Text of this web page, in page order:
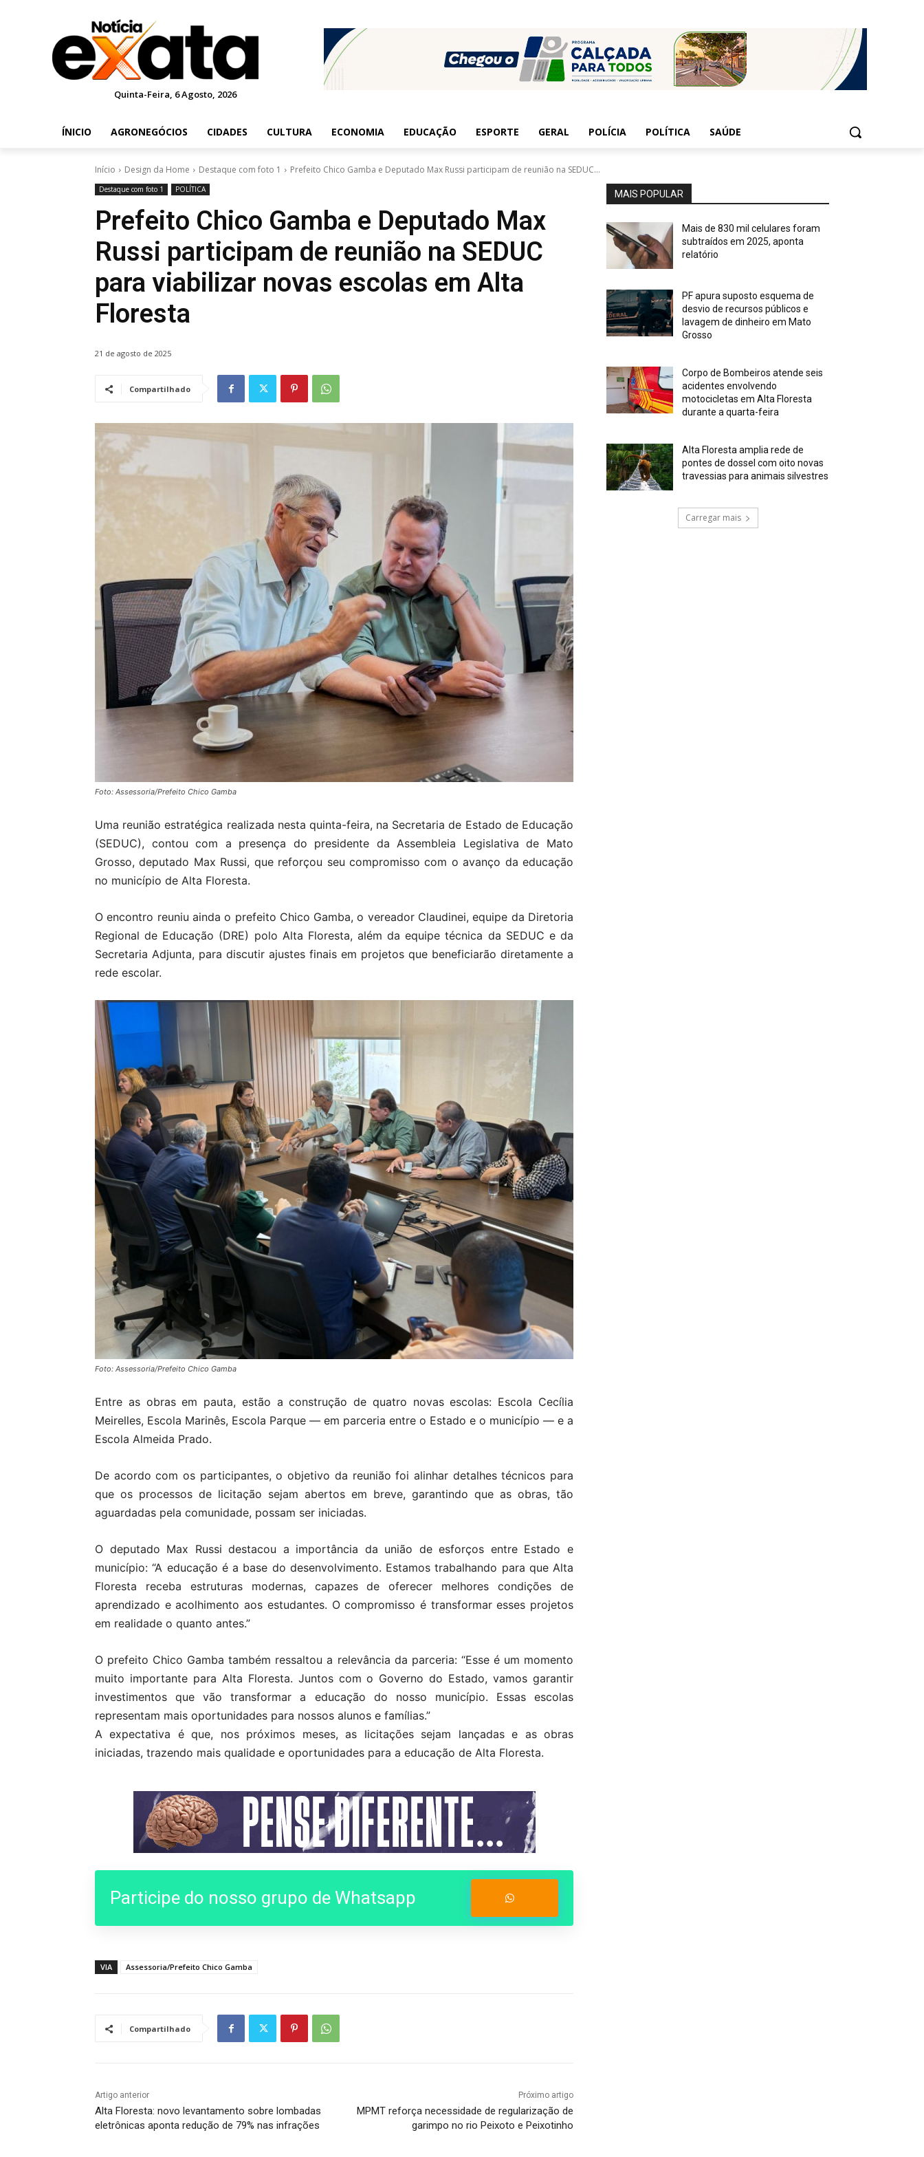
Quinta-Feira, 6 Agosto, 2026
ÍNICIO AGRONEGÓCIOS CIDADES CULTURA ECONOMIA EDUCAÇÃO ESPORTE GERAL POLÍCIA POLÍTICA SAÚDE
Início Design da Home Destaque com foto 1 Prefeito Chico Gamba e Deputado Max Russi participam de reunião na SEDUC...
Destaque com foto 1 POLÍTICA
Prefeito Chico Gamba e Deputado Max
Russi participam de reunião na SEDUC
para viabilizar novas escolas em Alta
Floresta
21 de agosto de 2025
Compartilhado
Foto: Assessoria/Prefeito Chico Gamba
Uma reunião estratégica realizada nesta quinta-feira, na Secretaria de Estado de Educação
(SEDUC), contou com a presença do presidente da Assembleia Legislativa de Mato
Grosso, deputado Max Russi, que reforçou seu compromisso com o avanço da educação
no município de Alta Floresta.
O encontro reuniu ainda o prefeito Chico Gamba, o vereador Claudinei, equipe da Diretoria
Regional de Educação (DRE) polo Alta Floresta, além da equipe técnica da SEDUC e da
Secretaria Adjunta, para discutir ajustes finais em projetos que beneficiarão diretamente a
rede escolar.
Foto: Assessoria/Prefeito Chico Gamba
Entre as obras em pauta, estão a construção de quatro novas escolas: Escola Cecília
Meirelles, Escola Marinês, Escola Parque — em parceria entre o Estado e o município — e a
Escola Almeida Prado.
De acordo com os participantes, o objetivo da reunião foi alinhar detalhes técnicos para
que os processos de licitação sejam abertos em breve, garantindo que as obras, tão
aguardadas pela comunidade, possam ser iniciadas.
O deputado Max Russi destacou a importância da união de esforços entre Estado e
município: “A educação é a base do desenvolvimento. Estamos trabalhando para que Alta
Floresta receba estruturas modernas, capazes de oferecer melhores condições de
aprendizado e acolhimento aos estudantes. O compromisso é transformar esses projetos
em realidade o quanto antes.”
O prefeito Chico Gamba também ressaltou a relevância da parceria: “Esse é um momento
muito importante para Alta Floresta. Juntos com o Governo do Estado, vamos garantir
investimentos que vão transformar a educação do nosso município. Essas escolas
representam mais oportunidades para nossos alunos e famílias.”
A expectativa é que, nos próximos meses, as licitações sejam lançadas e as obras
iniciadas, trazendo mais qualidade e oportunidades para a educação de Alta Floresta.
Participe do nosso grupo de Whatsapp
VIA Assessoria/Prefeito Chico Gamba
Compartilhado
Artigo anterior
Alta Floresta: novo levantamento sobre lombadas
eletrônicas aponta redução de 79% nas infrações
Próximo artigo
MPMT reforça necessidade de regularização de
garimpo no rio Peixoto e Peixotinho
MAIS POPULAR
Mais de 830 mil celulares foram
subtraídos em 2025, aponta
relatório
PF apura suposto esquema de
desvio de recursos públicos e
lavagem de dinheiro em Mato
Grosso
Corpo de Bombeiros atende seis
acidentes envolvendo
motocicletas em Alta Floresta
durante a quarta-feira
Alta Floresta amplia rede de
pontes de dossel com oito novas
travessias para animais silvestres
Carregar mais